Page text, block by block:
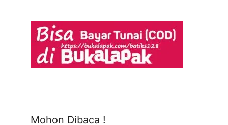
Mohon Dibaca !